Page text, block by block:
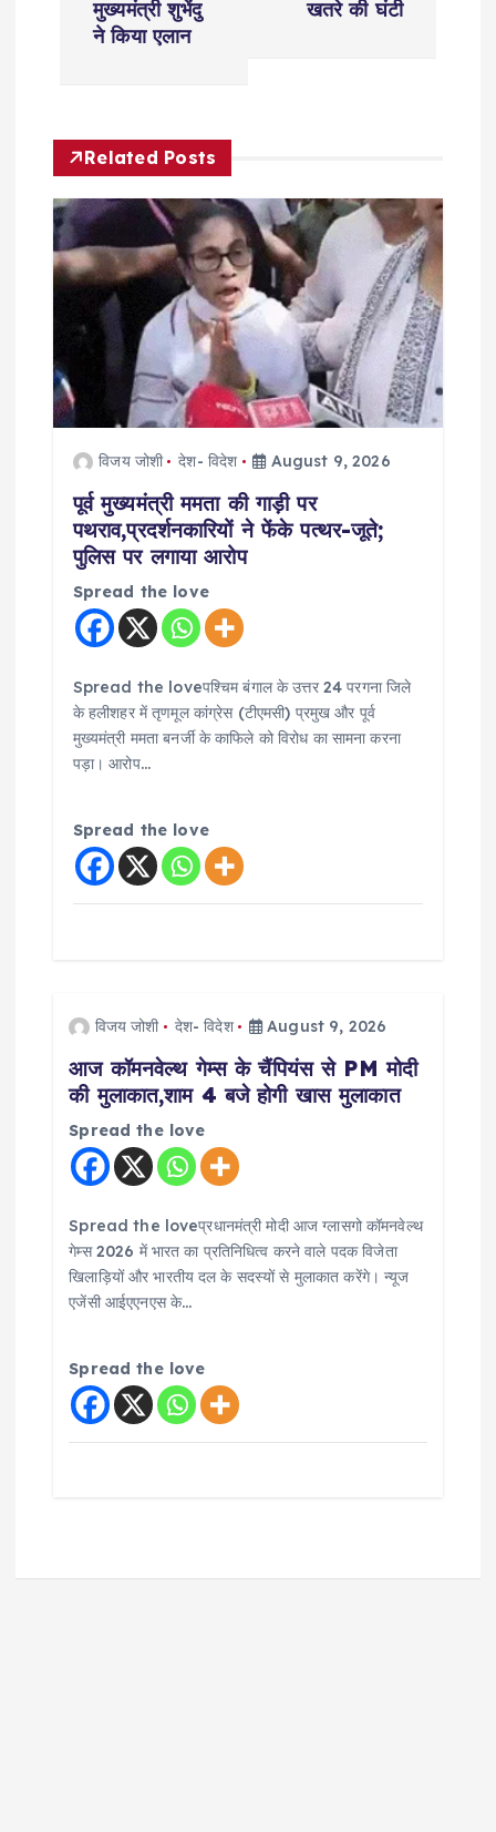
v
g
a
t
मुख्यमंत्री शुभेंदु
ने किया एलान
खतरे की घंटी
Related Posts
विजय जोशी देश- विदेश August 9, 2026
पूर्व मुख्यमंत्री ममता की गाड़ी पर
पथराव,प्रदर्शनकारियों ने फेंके पत्थर-जूते;
पुलिस पर लगाया आरोप
Spread the love
Spread the loveपश्चिम बंगाल के उत्तर 24 परगना जिले
के हलीशहर में तृणमूल कांग्रेस (टीएमसी) प्रमुख और पूर्व
मुख्यमंत्री ममता बनर्जी के काफिले को विरोध का सामना करना
पड़ा। आरोप…
Spread the love
विजय जोशी देश- विदेश August 9, 2026
आज कॉमनवेल्थ गेम्स के चैंपियंस से PM मोदी
की मुलाकात,शाम 4 बजे होगी खास मुलाकात
Spread the love
Spread the loveप्रधानमंत्री मोदी आज ग्लासगो कॉमनवेल्थ
गेम्स 2026 में भारत का प्रतिनिधित्व करने वाले पदक विजेता
खिलाड़ियों और भारतीय दल के सदस्यों से मुलाकात करेंगे। न्यूज
एजेंसी आईएएनएस के…
Spread the love